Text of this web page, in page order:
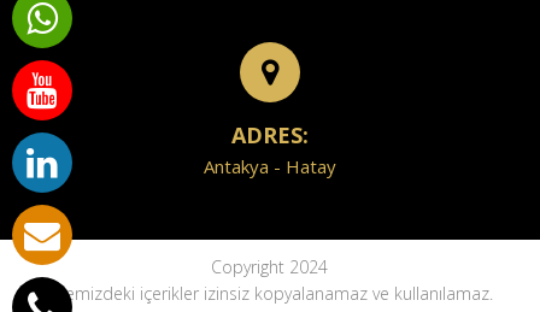
ADRES:
Antakya - Hatay
Copyright 2024
Sitemizdeki içerikler izinsiz kopyalanamaz ve kullanılamaz.